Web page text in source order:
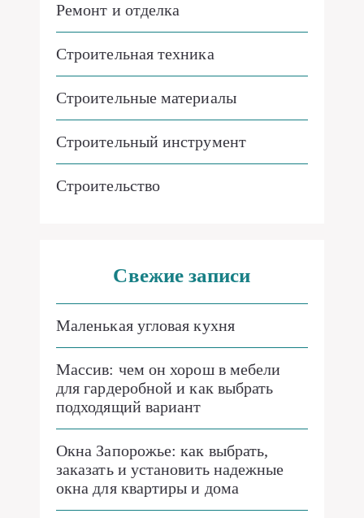
Ремонт и отделка
Строительная техника
Строительные материалы
Строительный инструмент
Строительство
Свежие записи
Маленькая угловая кухня
Массив: чем он хорош в мебели
для гардеробной и как выбрать
подходящий вариант
Окна Запорожье: как выбрать,
заказать и установить надежные
окна для квартиры и дома